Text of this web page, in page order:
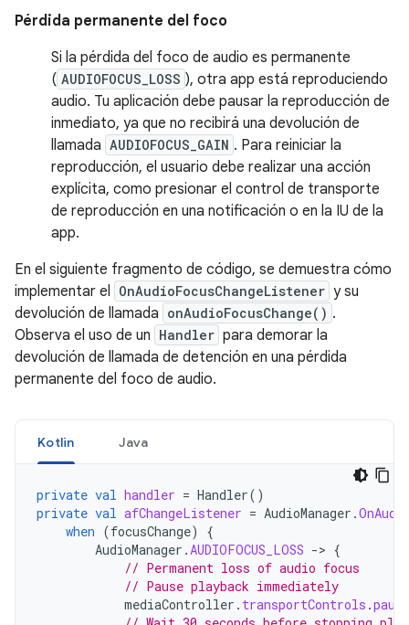
Pérdida permanente del foco
Si la pérdida del foco de audio es permanente
( AUDIOFOCUS_LOSS ), otra app está reproduciendo
audio. Tu aplicación debe pausar la reproducción de
inmediato, ya que no recibirá una devolución de
llamada AUDIOFOCUS_GAIN . Para reiniciar la
reproducción, el usuario debe realizar una acción
explícita, como presionar el control de transporte
de reproducción en una notificación o en la IU de la
app.
En el siguiente fragmento de código, se demuestra cómo
implementar el OnAudioFocusChangeListener y su
devolución de llamada onAudioFocusChange() .
Observa el uso de un Handler para demorar la
devolución de llamada de detención en una pérdida
permanente del foco de audio.
Kotlin Java
private val handler = Handler()
private val afChangeListener = AudioManager .
when (focusChange)
{
AudioManager .AUDIOFOCUS_LOSS -> {
// Permanent loss of audio focus
// Pause playback immediately
mediaController . transportControls .pause